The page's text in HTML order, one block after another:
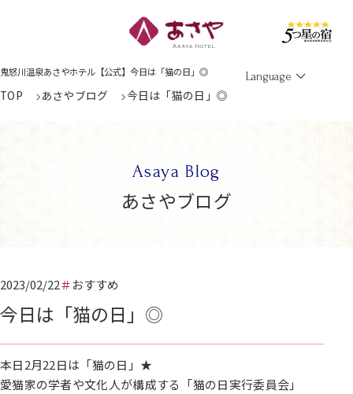
鬼怒川温泉あさやホテル【公式】今日は「猫の日」◎ Language
TOP あさやブログ 今日は「猫の日」◎
Asaya Blog
あさやブログ
2023/02/22 おすすめ
今日は「猫の日」◎
本日2月22日は「猫の日」★
愛猫家の学者や文化人が構成する「猫の日実行委員会」